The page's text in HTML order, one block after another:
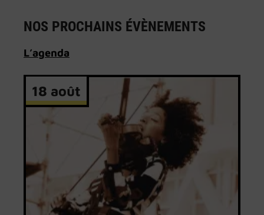
NOS PROCHAINS ÉVÈNEMENTS
L’agenda
18 août